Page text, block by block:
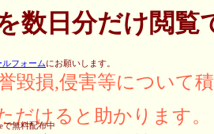
数日分だけ閲覧
ルフォームにお願いします。
毀損,侵害等について
だけると助かります。
で無料配布中